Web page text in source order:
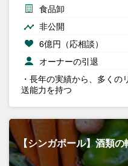
食品卸
非公開
6億円（応相談）
オーナーの引退
・長年の実績から、多く
送能力を持つ
【シンガポール】酒類